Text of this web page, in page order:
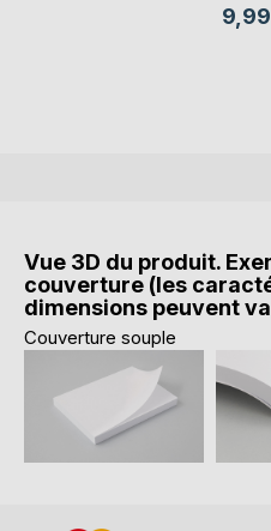
Vue 3D du produit.
couverture (les
dimensions peuvent
Couverture souple